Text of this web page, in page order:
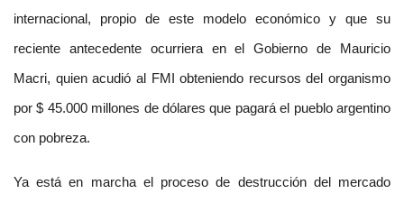
internacional, propio de este modelo económico y que su
reciente antecedente ocurriera en el Gobierno de Mauricio
Macri, quien acudió al FMI obteniendo recursos del organismo
por $ 45.000 millones de dólares que pagará el pueblo argentino
con pobreza.
Ya está en marcha el proceso de destrucción del mercado